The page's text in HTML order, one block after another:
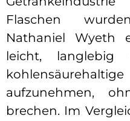
Flaschen
Nathaniel Wyeth
leicht,
aufzunehmen,
brechen. Im